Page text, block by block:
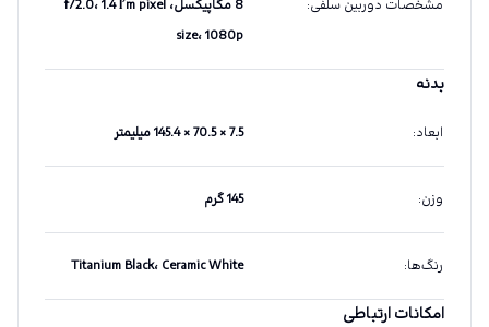
مشخصات دوربین سلفی:
8 مگاپیکسل، f/2.0، 1.4 ľm pixel
size، 1080p
بدنه
ابعاد: 7.5 × 70.5 × 145.4 میلیمتر
وزن: 145 گرم
رنگ‌ها: Titanium Black، Ceramic White
امکانات ارتباطی